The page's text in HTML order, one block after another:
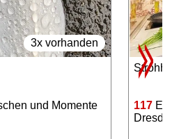
3x vorhanden
und Momente
117
Dresden